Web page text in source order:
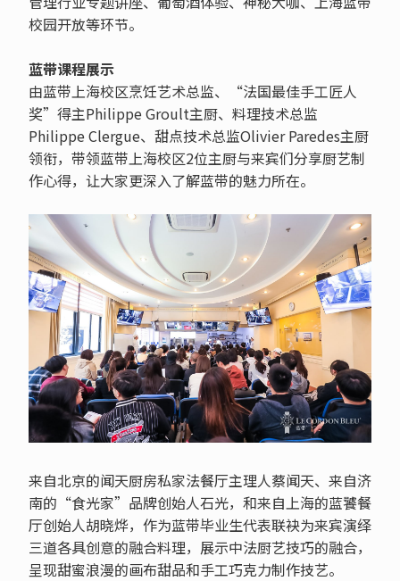
校园开放等环节。
蓝带课程展示
由蓝带上海校区烹饪艺术总监、“法国最佳手工匠人
奖”得主Philippe Groult主厨、料理技术总监
Philippe Clergue、甜点技术总监Olivier Paredes主厨
领衔，带领蓝带上海校区2位主厨与来宾们分享厨艺制
作心得，让大家更深入了解蓝带的魅力所在。
来自北京的闻天厨房私家法餐厅主理人蔡闻天、来自济
南的“食光家”品牌创始人石光，和来自上海的蓝饕餐
厅创始人胡晓烨，作为蓝带毕业生代表联袂为来宾演绎
三道各具创意的融合料理，展示中法厨艺技巧的融合，
呈现甜蜜浪漫的画布甜品和手工巧克力制作技艺。